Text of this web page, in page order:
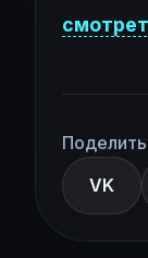
VK